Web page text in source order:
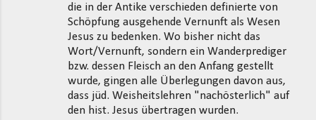
die in der Antike verschieden definierte von
Schöpfung ausgehende Vernunft als Wesen
Jesus zu bedenken. Wo bisher nicht das
Wort/Vernunft, sondern ein Wanderprediger
bzw. dessen Fleisch an den Anfang gestellt
wurde, gingen alle Überlegungen davon aus,
dass jüd. Weisheitslehren "nachösterlich" auf
den hist. Jesus übertragen wurden.